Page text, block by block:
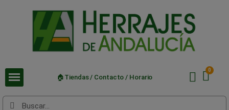
🏠Tiendas / Contacto / Horario